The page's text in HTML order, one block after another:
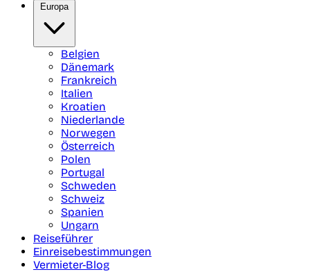
Europa
Belgien
Dänemark
Frankreich
Italien
Kroatien
Niederlande
Norwegen
Österreich
Polen
Portugal
Schweden
Schweiz
Spanien
Ungarn
Reiseführer
Einreisebestimmungen
Vermieter-Blog